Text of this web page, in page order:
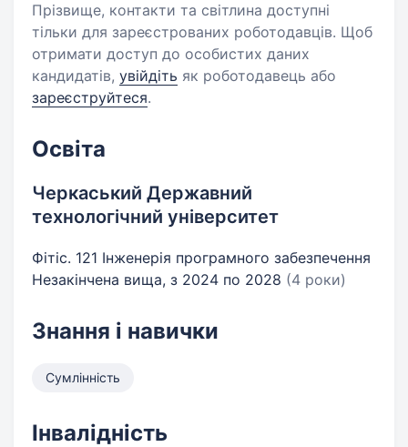
Прізвище, контакти та світлина доступні
тільки для зареєстрованих роботодавців. Щоб
отримати доступ до особистих даних
кандидатів, увійдіть як роботодавець або
зареєструйтеся.
Освіта
Черкаський Державний
технологічний університет
Фітіс. 121 Інженерія програмного забезпечення
Незакінчена вища, з 2024 по 2028 (4 роки)
Знання і навички
Сумлінність
Інвалідність